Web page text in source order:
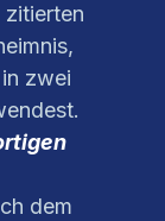
zitierten
zwei
dem